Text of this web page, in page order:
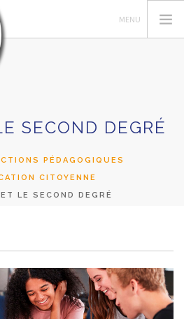
SECOND DEGRÉ
PÉDAGOGIQUES
CITOYENNE
LE SECOND DEGRÉ